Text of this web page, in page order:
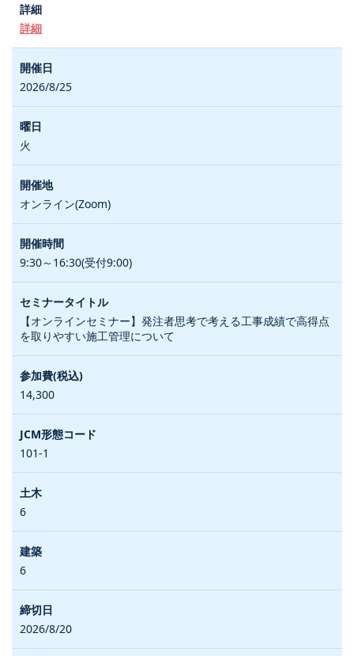
詳細
2026/8/25
火
オンライン(Zoom)
9:30～16:30(受付9:00)
【オンラインセミナー】発注者思考で考える工事成績で高得点
を取りやすい施工管理について
14,300
101-1
6
6
2026/8/20